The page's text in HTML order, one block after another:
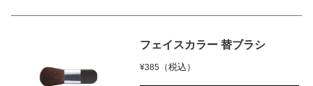
フェイスカラー 替ブラシ
¥385 （税込）